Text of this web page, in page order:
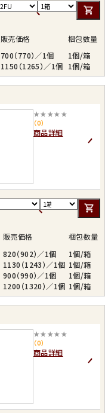
販売価格
梱包数量
700（770）／1個
1個/箱
1150（1265）／1個 1個/箱
★★★★★
（0）
商品詳細
販売価格
梱包数量
820（902）／1個
1個/箱
1130（1243）／1個 1個/箱
900（990）／1個
1個/箱
1200（1320）／1個 1個/箱
★★★★★
（0）
商品詳細